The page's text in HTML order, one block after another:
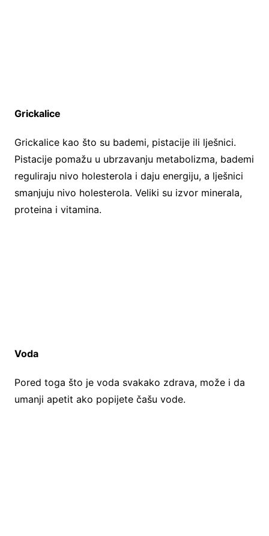
Grickalice
Grickalice kao što su bademi, pistacije ili lješnici.
Pistacije pomažu u ubrzavanju metabolizma, bademi
reguliraju nivo holesterola i daju energiju, a lješnici
smanjuju nivo holesterola. Veliki su izvor minerala,
proteina i vitamina.
Voda
Pored toga što je voda svakako zdrava, može i da
umanji apetit ako popijete čašu vode.